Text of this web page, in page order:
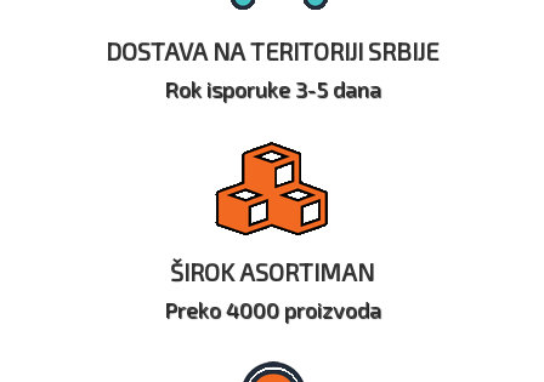
DOSTAVA NA TERITORIJI SRBIJE
Rok isporuke 3-5 dana
ŠIROK ASORTIMAN
Preko 4000 proizvoda